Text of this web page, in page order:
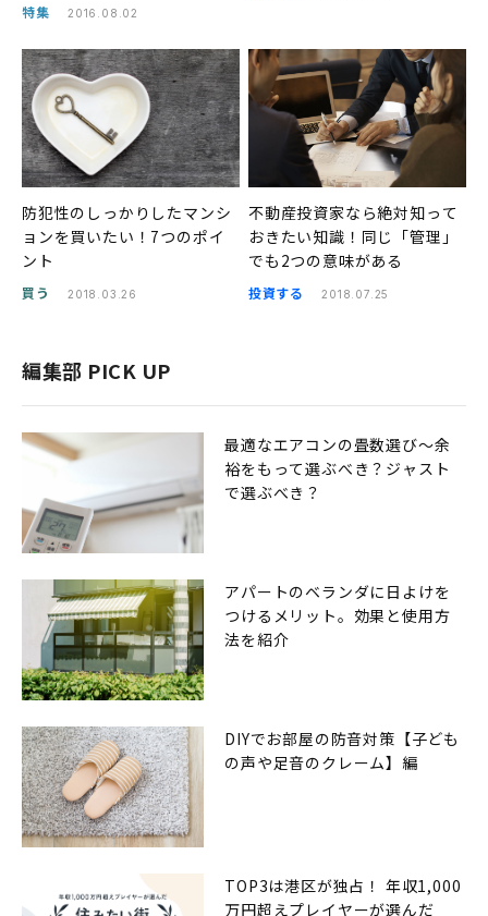
特集 2016.08.02
防犯性のしっかりしたマンシ
ョンを買いたい！7つのポイ
ント
買う 2018.03.26
不動産投資家なら絶対知って
おきたい知識！同じ「管理」
でも2つの意味がある
投資する 2018.07.25
編集部 PICK UP
最適なエアコンの畳数選び〜余
裕をもって選ぶべき？ジャスト
で選ぶべき？
アパートのベランダに日よけを
つけるメリット。効果と使用方
法を紹介
DIYでお部屋の防音対策【子ども
の声や足音のクレーム】編
TOP3は港区が独占！ 年収1,000
万円超えプレイヤーが選んだ